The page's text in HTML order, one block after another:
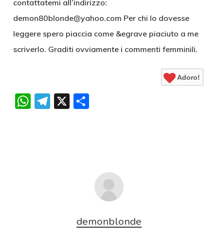
contattatemi all’indirizzo:
demon80blonde@yahoo.com Per chi lo dovesse
leggere spero piaccia come &egrave piaciuto a me
scriverlo. Graditi ovviamente i commenti femminili.
Adoro!
WhatsApp
Telegram
X Condividi
demonblonde